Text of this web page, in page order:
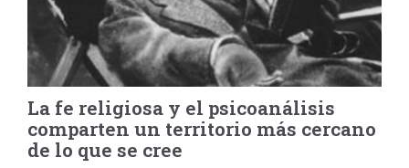
La fe religiosa y el psicoanálisis
comparten un territorio más cercano
de lo que se cree